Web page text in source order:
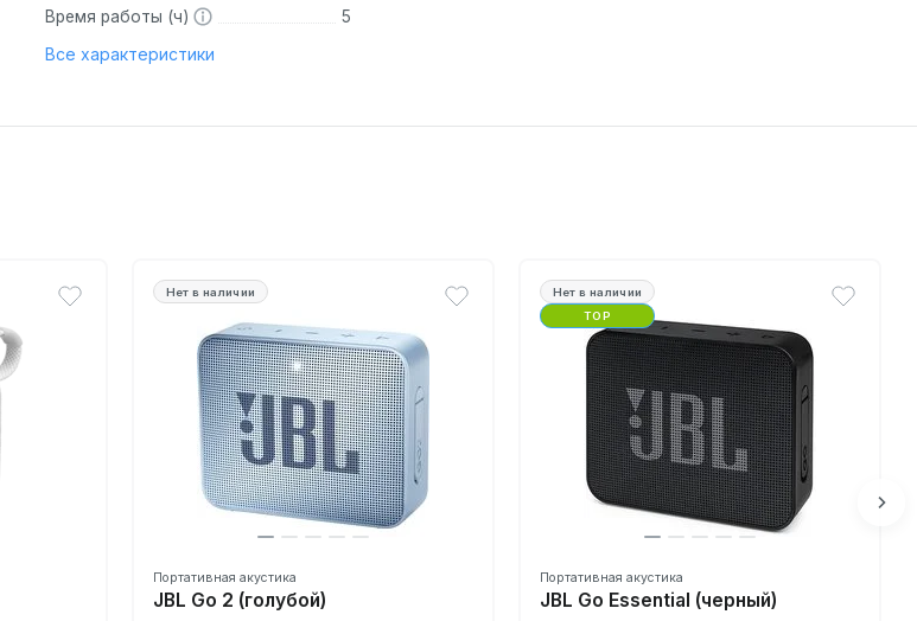
Время работы (ч) 5
Все характеристики
Нет в наличии
Портативная акустика
JBL Go 2 (голубой)
Нет в наличии
TOP
Портативная акустика
JBL Go Essential (черный)